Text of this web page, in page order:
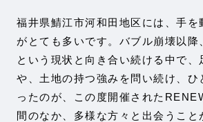
福井県鯖江市河和田地区には、手を
がとても多いです。バブル崩壊以降
という現状と向き合い続ける中で、
や、土地の持つ強みを問い続け、ひ
ったのが、この度開催された
間のなか、多様な方々と出会うこと